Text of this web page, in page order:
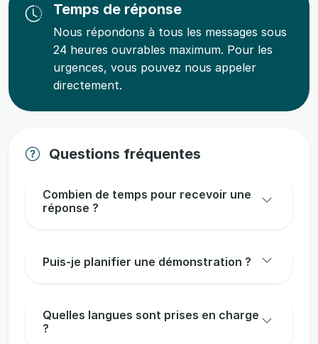
Temps de réponse
Nous répondons à tous les messages sous
24 heures ouvrables maximum. Pour les
urgences, vous pouvez nous appeler
directement.
Questions fréquentes
Combien de temps pour recevoir une
réponse ?
Puis-je planifier une démonstration ?
Quelles langues sont prises en charge
?